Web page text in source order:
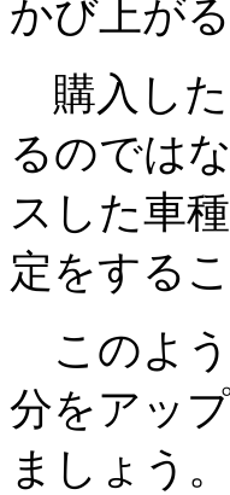
かび上が
購入した
るのでは
スした車
定をする
このよう
分をアッ
ましょう。